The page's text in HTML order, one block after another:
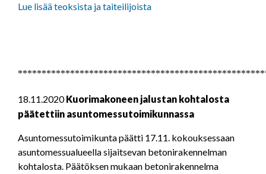
Lue lisää teoksista ja taiteilijoista
18.11.2020Kuorimakoneen jalustan kohtalosta
päätettiin asuntomessutoimikunnassa
Asuntomessutoimikunta päätti 17.11. kokouksessaan
asuntomessualueella sijaitsevan betonirakennelman
kohtalosta. Päätöksen mukaan betonirakennelma